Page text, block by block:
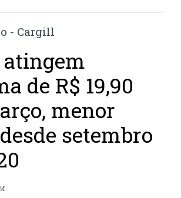
atingem
de R$ 19,90
menor
setembro